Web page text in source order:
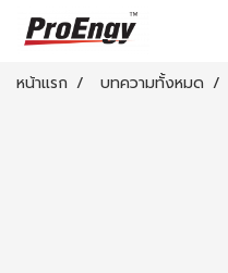
หน้าแรก บทความทั้งหมด